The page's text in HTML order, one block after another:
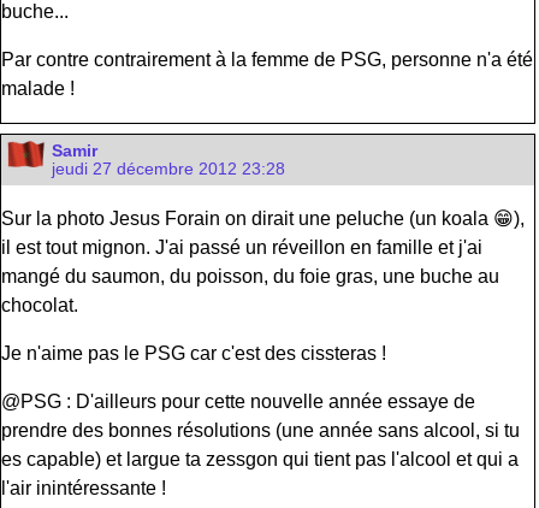
buche...
Par contre contrairement à la femme de PSG, personne n'a été
malade !
Samir
jeudi 27 décembre 2012 23:28
Sur la photo Jesus Forain on dirait une peluche (un koala 😁),
il est tout mignon. J'ai passé un réveillon en famille et j'ai
mangé du saumon, du poisson, du foie gras, une buche au
chocolat.
Je n'aime pas le PSG car c'est des cissteras !
@PSG : D'ailleurs pour cette nouvelle année essaye de
prendre des bonnes résolutions (une année sans alcool, si tu
es capable) et largue ta zessgon qui tient pas l'alcool et qui a
l'air inintéressante !